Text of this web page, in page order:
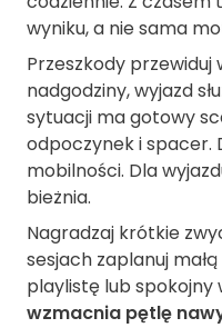
wyniku, a nie sama
Przeszkody przewiduj
nadgodziny, wyjazd
sytuacji ma gotowy
odpoczynek i spacer.
mobilności. Dla
bieżnia.
Nagradzaj krótkie
sesjach zaplanuj
playlistę lub spokojny
wzmacnia pętlę